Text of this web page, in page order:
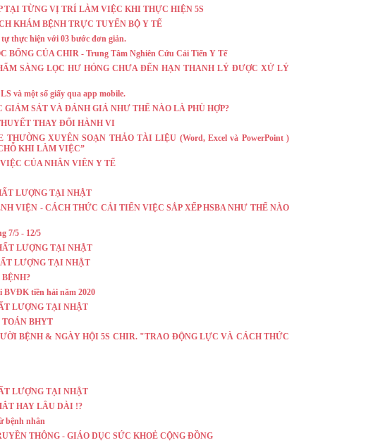
TẠI TỪNG VỊ TRÍ LÀM VIỆC KHI THỰC HIỆN 5S
KHÁM BỆNH TRỰC TUYẾN BỘ Y TẾ
thực hiện với 03 bước đơn giản.
BỔNG CỦA CHIR - Trung Tâm Nghiên Cứu Cải Tiến Y Tế
SÀNG LỌC HƯ HỎNG CHƯA ĐẾN HẠN THANH LÝ ĐƯỢC XỬ LÝ
và một số giấy qua app mobile.
GIÁM SÁT VÀ ĐÁNH GIÁ NHƯ THẾ NÀO LÀ PHÙ HỢP?
THAY ĐỔI HÀNH VI
THƯỜNG XUYÊN SOẠN THẢO TÀI LIỆU (Word, Excel và PowerPoint )
KHI LÀM VIỆC”
CỦA NHÂN VIÊN Y TẾ
LƯỢNG TẠI NHẬT
VIỆN - CÁCH THỨC CẢI TIẾN VIỆC SẮP XẾP HSBA NHƯ THẾ NÀO
7/5 - 12/5
LƯỢNG TẠI NHẬT
LƯỢNG TẠI NHẬT
BVĐK tiền hải năm 2020
LƯỢNG TẠI NHẬT
TOÁN BHYT
BỆNH & NGÀY HỘI 5S CHIR. "TRAO ĐỘNG LỰC VÀ CÁCH THỨC
LƯỢNG TẠI NHẬT
HAY LÂU DÀI !?
bệnh nhân
THÔNG - GIÁO DỤC SỨC KHOẺ CỘNG ĐỒNG